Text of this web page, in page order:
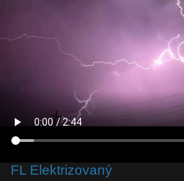
FL Elektrizovaný